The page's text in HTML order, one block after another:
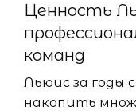
Ценность
команд
Льюис за годы
накопить